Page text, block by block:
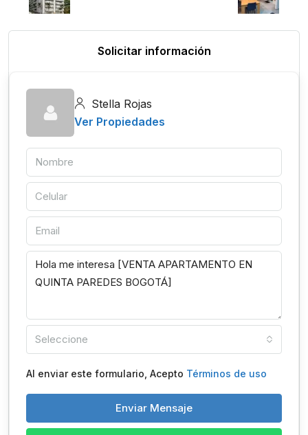
Solicitar información
Stella Rojas
Ver Propiedades
Seleccione
Al enviar este formulario, Acepto Términos de uso
Enviar Mensaje